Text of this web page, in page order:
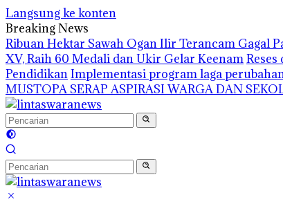
Langsung ke konten
Breaking News
Ribuan Hektar Sawah Ogan Ilir Terancam Gagal
XV, Raih 60 Medali dan Ukir Gelar Keenam
PendidikanImplementasi program laga
MUSTOPA SERAP ASPIRASI WARGA DAN